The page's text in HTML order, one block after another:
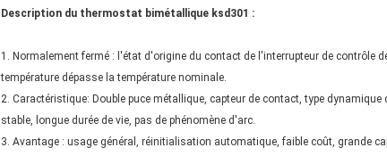
Description du thermostat bimétallique ksd301 :
1. Normalement fermé : l'état d'origine du contact de l'interrupteur de contrôle
température dépasse la température nominale.
2. Caractéristique: Double puce métallique, capteur de contact, type
stable, longue durée de vie, pas de phénomène d'arc.
3. Avantage : usage général, réinitialisation automatique, faible coût, grande